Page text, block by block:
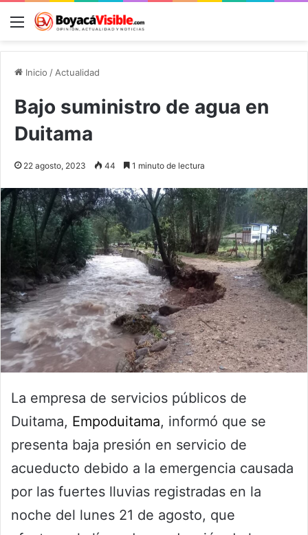
Menú
Inicio / Actualidad
Bajo suministro de agua en
Duitama
22 agosto, 2023 44 1 minuto de lectura
La empresa de servicios públicos de
Duitama, Empoduitama, informó que se
presenta baja presión en servicio de
acueducto debido a la emergencia causada
por las fuertes lluvias registradas en la
noche del lunes 21 de agosto, que